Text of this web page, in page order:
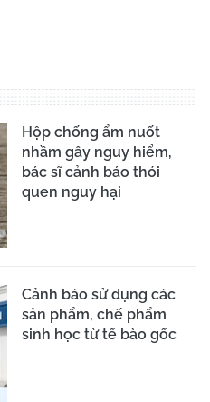
Hộp chống ẩm nuốt
nhầm gây nguy hiểm,
bác sĩ cảnh báo thói
quen nguy hại
Cảnh báo sử dụng các
sản phẩm, chế phẩm
sinh học từ tế bào gốc